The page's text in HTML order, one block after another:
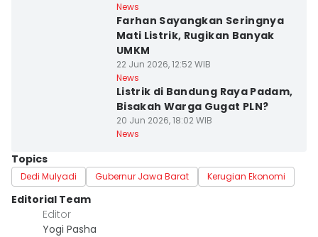
News
Farhan Sayangkan Seringnya
Mati Listrik, Rugikan Banyak
UMKM
22 Jun 2026, 12:52 WIB
News
Listrik di Bandung Raya Padam,
Bisakah Warga Gugat PLN⁠?
20 Jun 2026, 18:02 WIB
News
Topics
Dedi Mulyadi Gubernur Jawa Barat Kerugian Ekonomi
Editorial Team
Editor
Yogi Pasha